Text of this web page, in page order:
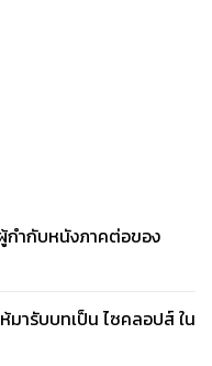
กำกับหนังภาคต่อของ
มารับบทเป็น ไซคลอปส์ ใน